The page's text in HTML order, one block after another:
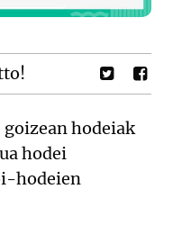
goizean hodeiak
hodei
hodeien